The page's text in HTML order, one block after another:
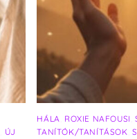
ÚJ
HÁLA ROXIE NAFOUSI
TANÍTÓK/TANÍTÁSOK